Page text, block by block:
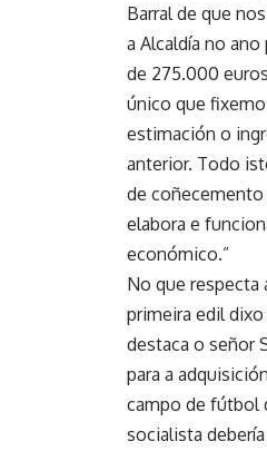
Barral de que
a Alcaldía no ano
de 275.000
único que
estimación o
anterior. Todo
de
elabora e
económico.”
No que respecta
primeira edil
destaca o señor
para a
campo de fútbol
socialista